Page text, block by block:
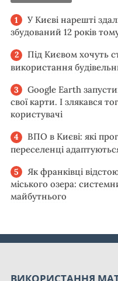
У Києві нарешті
збудований 12 років
Під Києвом хочуть
використання
Google Earth
свої карти. І злякався
користувачі
ВПО в Києві: які
переселенці
Як франківці
міського озера:
майбутнього